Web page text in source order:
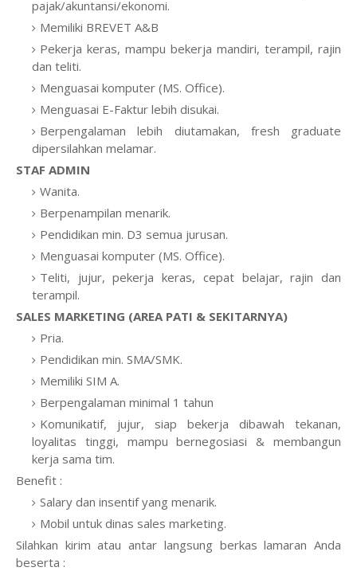
pajak/akuntansi/ekonomi.
Memiliki BREVET A&B
Pekerja keras, mampu bekerja mandiri, terampil, rajin
dan teliti.
Menguasai komputer (MS. Office).
Menguasai E-Faktur lebih disukai.
Berpengalaman lebih diutamakan, fresh graduate
dipersilahkan melamar.
STAF ADMIN
Wanita.
Berpenampilan menarik.
Pendidikan min. D3 semua jurusan.
Menguasai komputer (MS. Office).
Teliti, jujur, pekerja keras, cepat belajar, rajin dan
terampil.
SALES MARKETING (AREA PATI & SEKITARNYA)
Pria.
Pendidikan min. SMA/SMK.
Memiliki SIM A.
Berpengalaman minimal 1 tahun
Komunikatif, jujur, siap bekerja dibawah tekanan,
loyalitas tinggi, mampu bernegosiasi & membangun
kerja sama tim.
Benefit :
Salary dan insentif yang menarik.
Mobil untuk dinas sales marketing.
Silahkan kirim atau antar langsung berkas lamaran Anda
beserta :